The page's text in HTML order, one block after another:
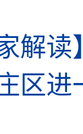
家解
区